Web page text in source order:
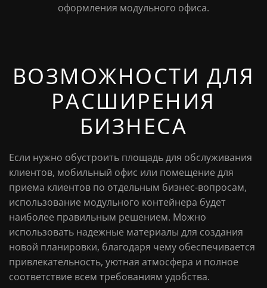
оформления модульного офиса.
ВОЗМОЖНОСТИ ДЛЯ
РАСШИРЕНИЯ
БИЗНЕСА
Если нужно обустроить площадь для обслуживания
клиентов, мобильный офис или помещение для
приема клиентов по отдельным бизнес-вопросам,
использование модульного контейнера будет
наиболее правильным решением. Можно
использовать надежные материалы для создания
новой планировки, благодаря чему обеспечивается
привлекательность, уютная атмосфера и полное
соответствие всем требованиям удобства.